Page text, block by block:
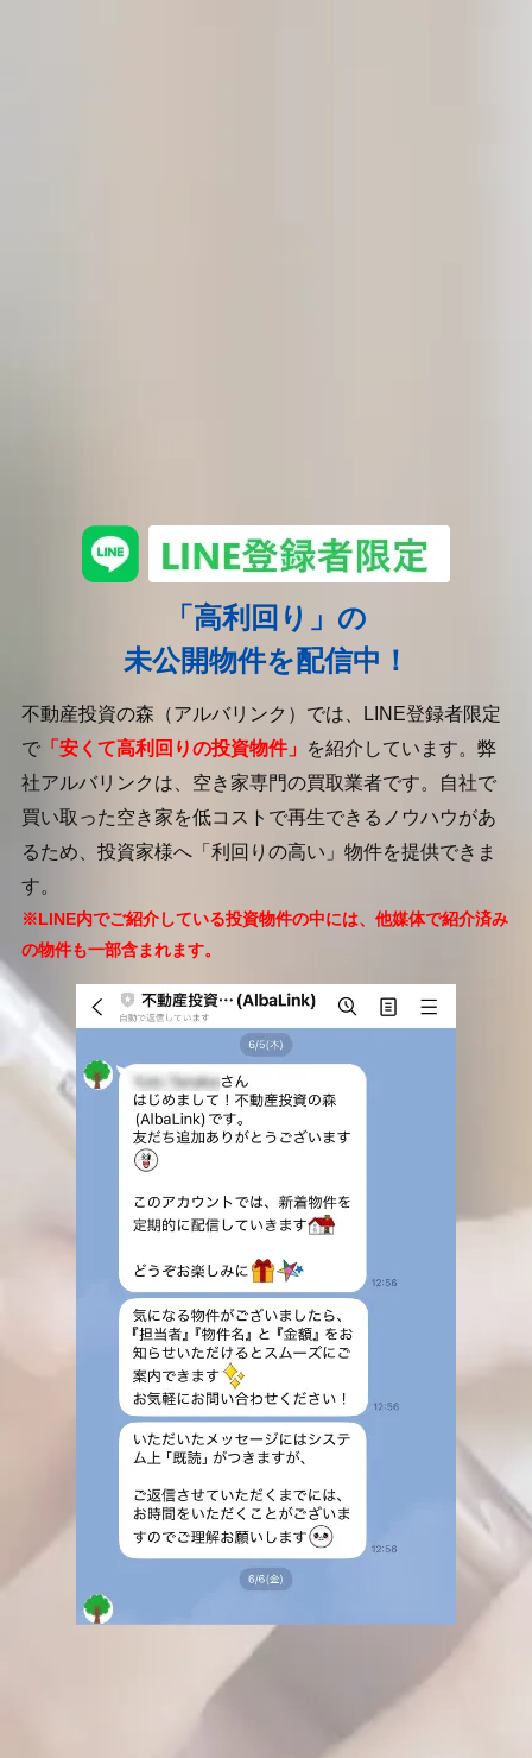
「高利回り」の
未公開物件を配信中！
不動産投資の森（アルバリンク）では、LINE登録者限定
で「安くて高利回りの投資物件」 を紹介しています。 弊
社アルバリンクは、空き家専門の買取業者です。
自社で
買い取った空き家を低コストで再生できるノウハウがあ
るため、投資家様へ「利回りの高い」物件を提供できま
す。
※LINE内でご紹介している投資物件の中には、他媒体で紹介済み
の物件も一部含まれます。